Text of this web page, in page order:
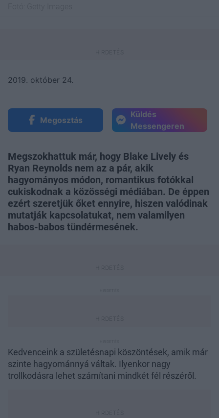
2019. október 24.
Megosztás
Küldés
Messengeren
Megszokhattuk már, hogy Blake Lively és
Ryan Reynolds nem az a pár, akik
hagyományos módon, romantikus fotókkal
cukiskodnak a közösségi médiában. De éppen
ezért szeretjük őket ennyire, hiszen valódinak
mutatják kapcsolatukat, nem valamilyen
habos-babos tündérmesének.
Kedvenceink a születésnapi köszöntések, amik már
szinte hagyománnyá váltak. Ilyenkor nagy
trollkodásra lehet számítani mindkét fél részéről.